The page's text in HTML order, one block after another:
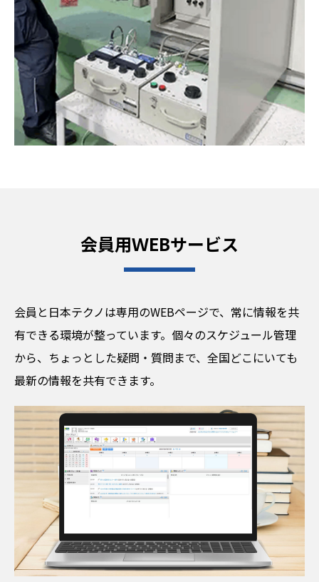
会員用ＷEBサービス
会員と日本テクノは専用のWEBページで、常に情報を共
有できる環境が整っています。個々のスケジュール管理
から、ちょっとした疑問・質問まで、全国どこにいても
最新の情報を共有できます。